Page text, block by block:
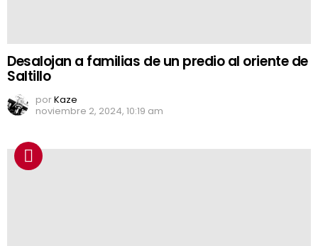
Desalojan a familias de un predio al oriente de
Saltillo
porKaze
noviembre 2, 2024, 10:19 am